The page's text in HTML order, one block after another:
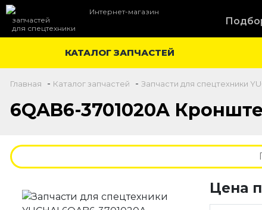
Интернет-магазин
запчастей
для спецтехники
КАТАЛОГ ЗАПЧАСТЕЙ
Главная - Каталог запчастей - Запчасти для спецтехники
6QAB6-3701020A
Цена